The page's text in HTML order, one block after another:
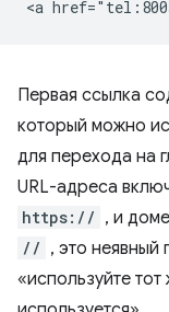
Первая ссылка
который можно
для перехода на
URL-адреса
https:// , и
// , это
«используйте